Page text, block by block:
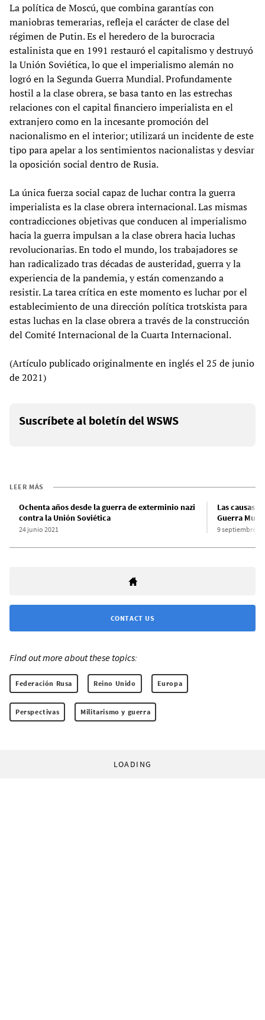
La política de Moscú, que combina garantías con
maniobras temerarias, refleja el carácter de clase del
régimen de Putin. Es el heredero de la burocracia
estalinista que en 1991 restauró el capitalismo y destruyó
la Unión Soviética, lo que el imperialismo alemán no
logró en la Segunda Guerra Mundial. Profundamente
hostil a la clase obrera, se basa tanto en las estrechas
relaciones con el capital financiero imperialista en el
extranjero como en la incesante promoción del
nacionalismo en el interior; utilizará un incidente de este
tipo para apelar a los sentimientos nacionalistas y desviar
la oposición social dentro de Rusia.
La única fuerza social capaz de luchar contra la guerra
imperialista es la clase obrera internacional. Las mismas
contradicciones objetivas que conducen al imperialismo
hacia la guerra impulsan a la clase obrera hacia luchas
revolucionarias. En todo el mundo, los trabajadores se
han radicalizado tras décadas de austeridad, guerra y la
experiencia de la pandemia, y están comenzando a
resistir. La tarea crítica en este momento es luchar por el
establecimiento de una dirección política trotskista para
estas luchas en la clase obrera a través de la construcción
del Comité Internacional de la Cuarta Internacional.
(Artículo publicado originalmente en inglés el 25 de junio
de 2021)
Suscríbete al boletín del WSWS
LEER MÁS
Ochenta años desde la guerra de exterminio nazi
contra la Unión Soviética
24 junio 2021
Las causas
Guerra
9 septiembre
CONTACT US
Find out more about these topics:
Federación Rusa Reino Unido Europa
Perspectivas Militarismo y guerra
LOADING